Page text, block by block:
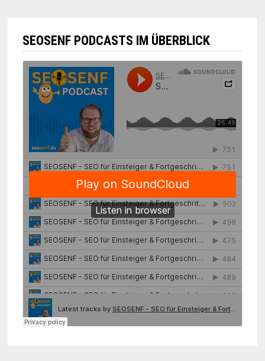
SEOSENF PODCASTS IM ÜBERBLICK